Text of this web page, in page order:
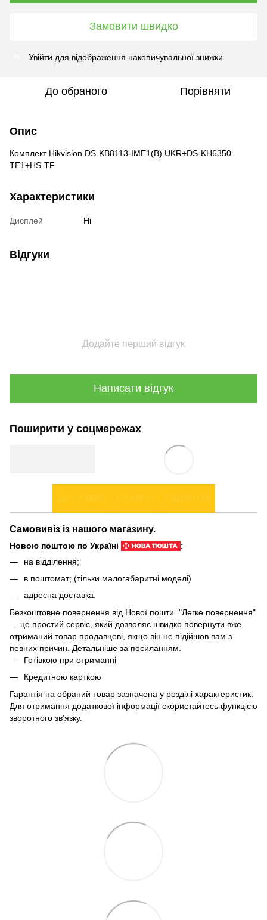
Замовити швидко
Увійти для відображення накопичувальної знижки
До обраного Порівняти
Опис
Комплект Hikvision DS-KB8113-IME1(B) UKR+DS-KH6350-
TE1+HS-TF
Характеристики
Дисплей Ні
Відгуки
Додайте перший відгук
Написати відгук
Поширити у соцмережах
Самовивіз із нашого магазину.
Новою поштою по Україні
:
на відділення;
в поштомат; (тільки малогабаритні моделі)
адресна доставка.
Безкоштовне повернення від Нової пошти. "Легке повернення"
— це простий сервіс, який дозволяє швидко повернути вже
отриманий товар продавцеві, якщо він не підійшов вам з
певних причин. Детальніше за посиланням
Готівкою при отриманні
Кредитною карткою
Гарантія на обраний товар зазначена у розділі характеристик.
Для отримання додаткової інформації скористайтесь функцією
зворотного зв'язку.